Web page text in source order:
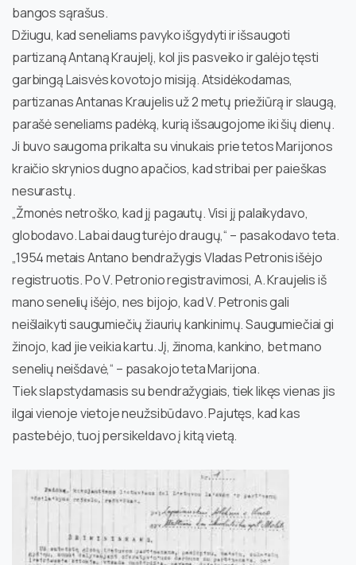
bangos sąrašus.
Džiugu, kad seneliams pavyko išgydyti ir išsaugoti
partizaną Antaną Kraujelį, kol jis pasveiko ir galėjo tęsti
garbingą Laisvės kovotojo misiją. Atsidėkodamas,
partizanas Antanas Kraujelis už 2 metų priežiūrą ir slaugą,
parašė seneliams padėką, kurią išsaugojome iki šių dienų.
Ji buvo saugoma prikalta su vinukais prie tetos Marijonos
kraičio skrynios dugno apačios, kad stribai per paieškas
nesurastų.
„Žmonės netroško, kad jį pagautų. Visi jį palaikydavo,
globodavo. Labai daug turėjo draugų,“ – pasakodavo teta.
„1954 metais Antano bendražygis Vladas Petronis išėjo
registruotis. Po V. Petronio registravimosi, A. Kraujelis iš
mano senelių išėjo, nes bijojo, kad V. Petronis gali
neišlaikyti saugumiečių žiaurių kankinimų. Saugumiečiai gi
žinojo, kad jie veikia kartu. Jį, žinoma, kankino, bet mano
senelių neišdavė,“ – pasakojo teta Marijona.
Tiek slapstydamasis su bendražygiais, tiek likęs vienas jis
ilgai vienoje vietoje neužsibūdavo. Pajutęs, kad kas
pastebėjo, tuoj persikeldavo į kitą vietą.